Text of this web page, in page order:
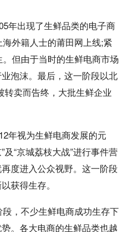
年出现了生鲜品类的电子商
外籍人士的莆田网上线;紧
但由于当时的生鲜电商市场
泡沫。最后，这一阶段以北
转卖而告终，大批生鲜企业
年视为生鲜电商发展的元
及“京城荔枝大战”进行事件营
度进入公众视野。这一阶段
获得生存。
段，不少生鲜电商成功生存下
。各大电商的生鲜品类也越